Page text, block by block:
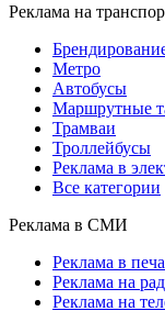
Реклама на
Метро
Автобусы
Маршрутные
Трамваи
Троллейбусы
Реклама в
Все категории
Реклама в СМИ
Реклама в
Реклама на
Реклама на